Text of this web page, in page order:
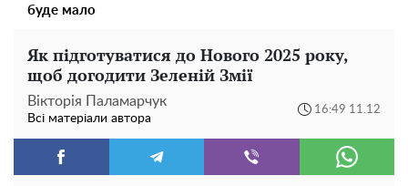
буде мало
Як підготуватися до Нового 2025 року,
щоб догодити Зеленій Змії
Вікторія Паламарчук
Всі матеріали автора
16:49 11.12